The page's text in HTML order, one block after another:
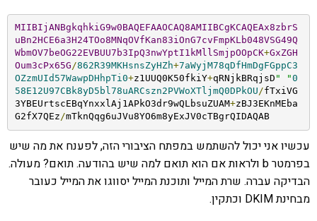
MIIBIjANBgkqhkiG9w0BAQEFAAOCAQ8AMIIBCgKCAQEAx8zbrS
uBn2HCE6a3H24TOo8MNqOVfKan83iOnG7cvFmpKLb048VSG49Q
WbmOV7beOG22EVBUU7b3IpQ3nwYptI1kMllSmjpOOpCK+GxZGH
Oum3cPx65G/862R39MKHsnsZyHZh+7aWyjM78qDfHmDgFGppC3
OZzmUId57WawpDHhpTi0+z1UUQ0K50fkiY+qRNjkBRqjsD " "0
58E12U97CBk8yD5bl78uARCszn2PVWoXTljmQ0DPkOU/fTxiVG
3YBEUrtscEBqYnxxlAj1APkO3dr9wQLbsuZUAM+zBJ3EKnMEba
G2fX7QEz/mTknQqg6uJVu8YO6m8yExJV0cTBgrQIDAQAB
עכשיו אני יכול להשתמש במפתח הציבורי הזה, לפענח את מה שיש
בפרמטר b ולראות אם הוא תואם למה שיש בהודעה. תואם? מעולה.
הבדיקה עברה. שרת המייל ותוכנת המייל יסווגו את המייל כעובר
מבחינת DKIM וכתקין.